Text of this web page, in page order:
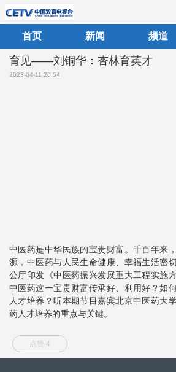
首页 新闻 频道
育见——刘铜华：杏林育英才
2023-04-11 20:54
中医药是中华民族的宝贵财富。千百年来
源，中医药与人民生命健康、幸福生活密
公厅印发《中医药振兴发展重大工程实施
中医药这一宝贵财富传承好、利用好？如
人才培养？听本期节目嘉宾北京中医药大
药人才培养的重点与关键。
点赞 4